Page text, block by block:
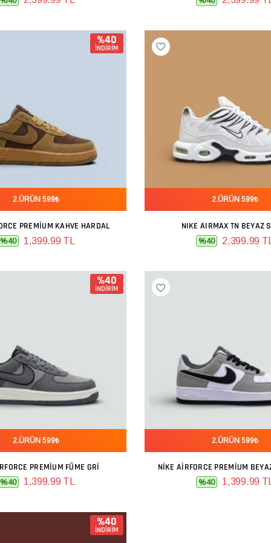
%40
İNDİRİM
2.ÜRÜN 599₺
SEPETE EKLE
PREMIUM KAHVE HARDAL
%40 1,399.99 TL
2.ÜRÜN 599₺
SEPETE EKLE
NIKE AIRMAX TN BEYAZ
%40 2,399.99 TL
%40
İNDİRİM
2.ÜRÜN 599₺
SEPETE EKLE
PREMIUM FÜME GRI
%40 1,399.99 TL
2.ÜRÜN 599₺
SEPETE EKLE
NIKE AIRFORCE PREMIUM
%40 1,399.99 TL
%40
İNDİRİM